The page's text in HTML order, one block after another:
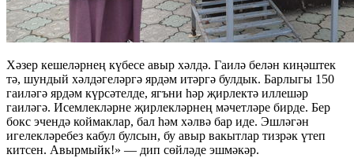
Хәзер кешеләрнең күбесе авыр хәлдә. Гаилә белән киңәштек
тә, шундый хәлдәгеләргә ярдәм итәргә булдык. Барлыгы 150
гаиләгә ярдәм күрсәтелде, ягъни һәр җирлектә иллешәр
гаиләгә. Исемлекләрне җирлекләрнең мәчетләре бирде. Бер
бокс эчендә коймаклар, бал һәм хәлвә бар иде. Эшләгән
игелекләребез кабул булсын, бу авыр вакытлар тизрәк үтеп
китсен. Авырмыйк!» — дип сөйләде эшмәкәр.